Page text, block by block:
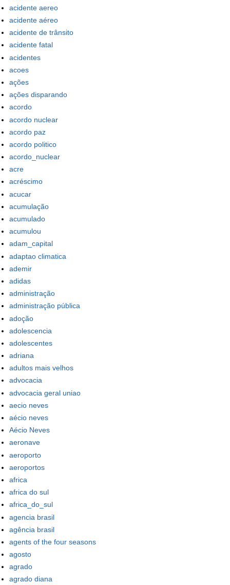
acidente aereo
acidente aéreo
acidente de trânsito
acidente fatal
acidentes
acoes
ações
ações disparando
acordo
acordo nuclear
acordo paz
acordo politico
acordo_nuclear
acre
acréscimo
acucar
acumulação
acumulado
acumulou
adam_capital
adaptao climatica
ademir
adidas
administração
administração pública
adoção
adolescencia
adolescentes
adriana
adultos mais velhos
advocacia
advocacia geral uniao
aecio neves
aécio neves
Aécio Neves
aeronave
aeroporto
aeroportos
africa
africa do sul
africa_do_sul
agencia brasil
agência brasil
agents of the four seasons
agosto
agrado
agrado diana